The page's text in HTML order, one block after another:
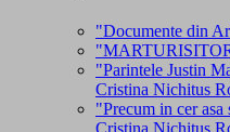
"Documente din
"Parintele Justin
Cristina Nichitus
"Precum in cer
Cristina Nichitus